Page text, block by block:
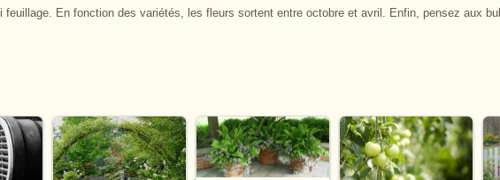
En fonction des variétés, les fleurs sortent entre octobre et avril. Enfin, pensez aux